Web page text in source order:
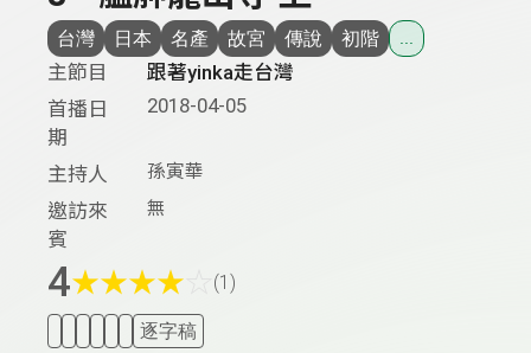
台灣 日本 名產 故宮 傳說 初階 ...
主節目
跟著yinka走台灣
首播日
期
2018-04-05
主持人 孫寅華
邀訪來
賓
無
4★★★★ (1)
逐字稿